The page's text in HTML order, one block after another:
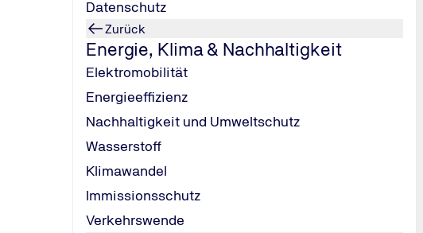
Datenschutz
Zurück
Energie, Klima & Nachhaltigkeit
Elektromobilität
Energieeffizienz
Nachhaltigkeit und Umweltschutz
Wasserstoff
Klimawandel
Immissionsschutz
Verkehrswende
nahe der Kölner Messe.